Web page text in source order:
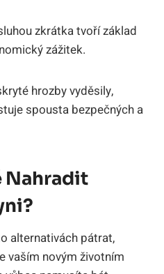
zkrátka tvoří základ
zážitek.
hrozby vyděsily,
spousta bezpečných a
Nahradit
alternativách pátrat,
vaším novým životním